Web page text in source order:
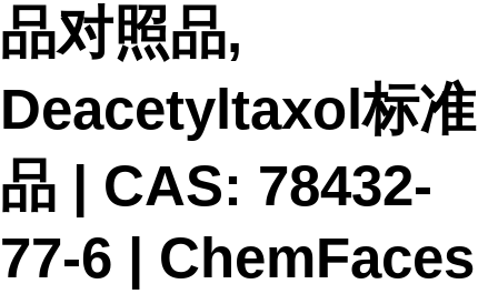
品对照品,
Deacetyltaxol标准
品 | CAS: 78432-
77-6 | ChemFaces